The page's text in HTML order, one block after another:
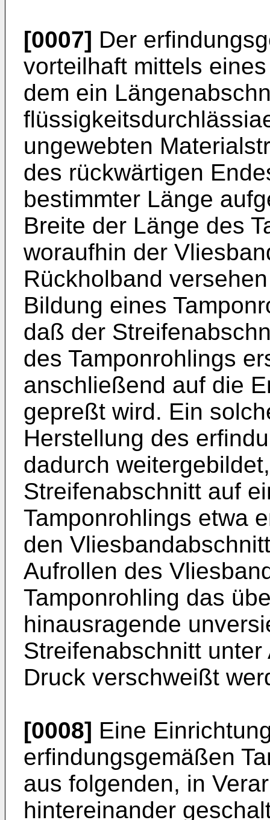
[0007] Der
vorteilhaft mittels
dem ein
ungewebten
des rückwärtigen
bestimmter Länge
Breite der Länge des
woraufhin der
Rückholband
Bildung eines
daß der
des Tamponrohlings
anschließend auf die
gepreßt wird. Ein
Herstellung des
dadurch
Streifenabschnitt auf
Tamponrohlings etwa
den
Aufrollen des
Tamponrohling das
hinausragende
Streifenabschnitt
Druck verschweißt
[0008] Eine
erfindungsgemäßen
aus folgenden, in
hintereinander